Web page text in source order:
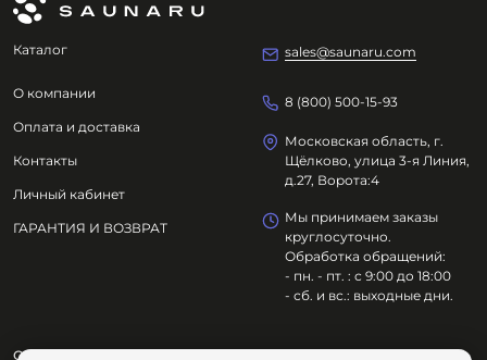
Каталог
О компании
Оплата и доставка
Контакты
Личный кабинет
ГАРАНТИЯ И ВОЗВРАТ
sales@saunaru.com
8 (800) 500-15-93
Московская область, г.
Щёлково, улица 3-я Линия,
д.27, Ворота:4
Мы принимаем заказы
круглосуточно.
Обработка обращений:
- пн. - пт. : с 9:00 до 18:00
- сб. и вс.: выходные дни.
ООО "ОЗДОРОВИТЕЛЬНЫЕ ТЕХНОЛОГИИ"